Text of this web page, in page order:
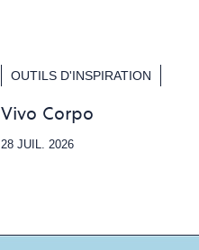
OUTILS D'INSPIRATION
Vivo Corpo
28 JUIL. 2026